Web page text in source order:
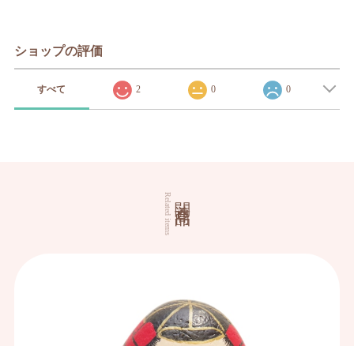
ショップの評価
すべて 2 0 0
Related items